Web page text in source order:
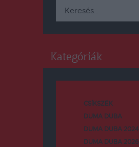
Keresés:
Kategóriák
CSÍKSZÉK
DUMA DUBA
DUMA DUBA 2024
DUMA DUBA 2026